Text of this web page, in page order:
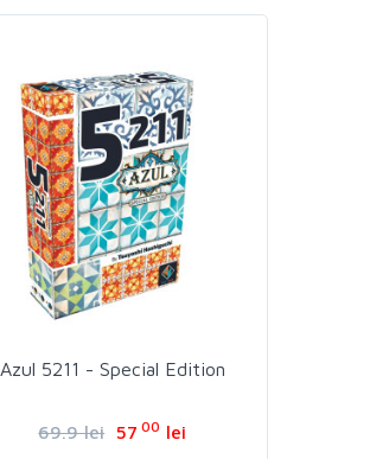
Azul 5211 - Special Edition
69.9 lei 57 00 lei